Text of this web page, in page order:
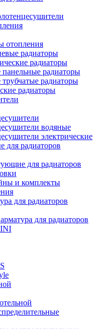
отопления
радиаторы
радиаторы
радиаторы
радиаторы
радиаторы
водяные
электрические
для радиаторов
для радиаторов
и комплекты
для радиаторов
для радиаторов